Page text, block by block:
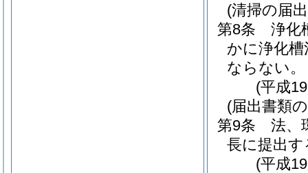
(清掃の届
第8条
浄化
かに浄化
ならない。
(平成
(届出書類
第9条
法、
長に提出
(平成